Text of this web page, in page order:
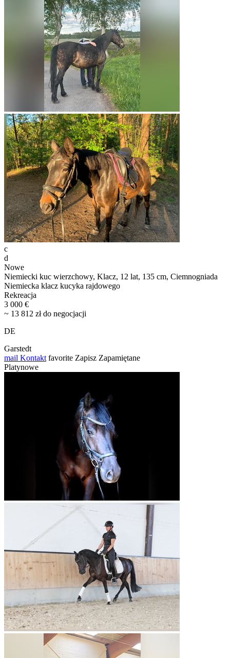
c
d
Nowe
Niemiecki kuc wierzchowy, Klacz, 12 lat, 135 cm, Ciemnogniada
Niemiecka klacz kucyka rajdowego
Rekreacja
3 000 €
~ 13 812 zł do negocjacji
DE
Garstedt
mail Kontakt favorite Zapisz Zapamiętane
Platynowe